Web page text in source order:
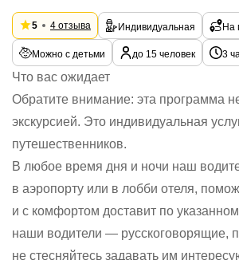
5 4 отзыва Индивидуальная На
Можно с детьми до 15 человек 3
Что вас ожидает
Обратите внимание: эта программа
экскурсией. Это индивидуальная
путешественников.
В любое время дня и ночи наш
в аэропорту или в лобби отеля,
и с комфортом доставит по
наши водители — русскоговорящие,
не стесняйтесь задавать им